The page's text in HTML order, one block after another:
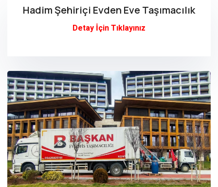
Hadim Şehiriçi Evden Eve Taşımacılık
Detay İçin Tıklayınız